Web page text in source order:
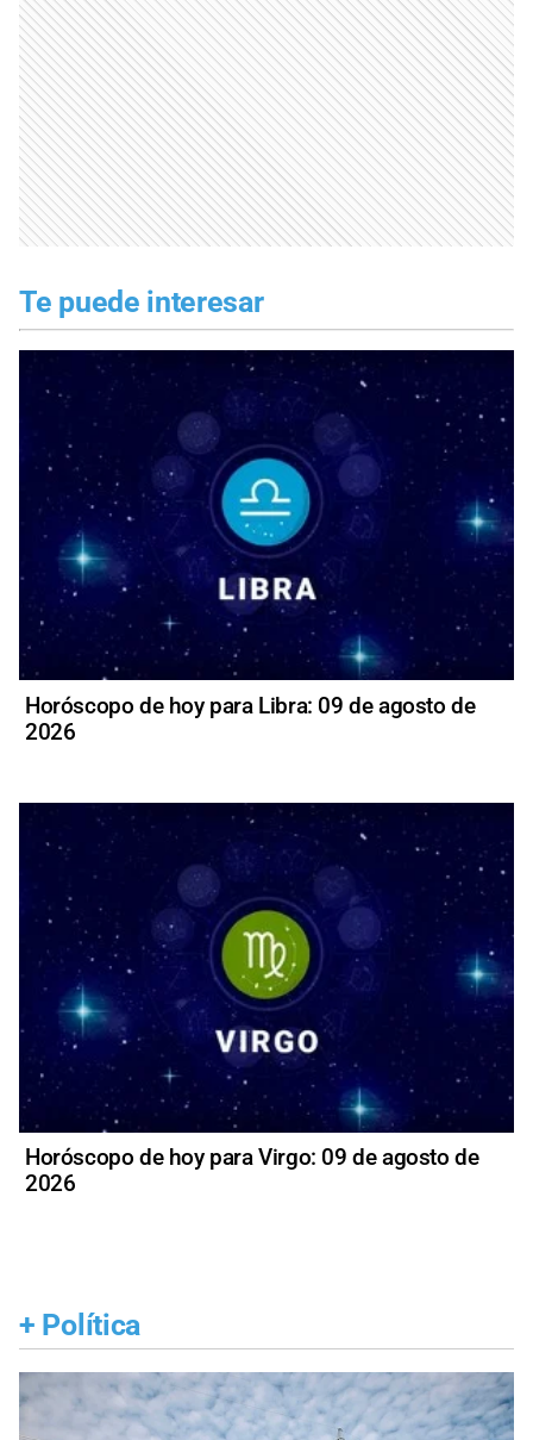
Te puede interesar
Horóscopo de hoy para Libra: 09 de agosto de
2026
Horóscopo de hoy para Virgo: 09 de agosto de
2026
+ Política